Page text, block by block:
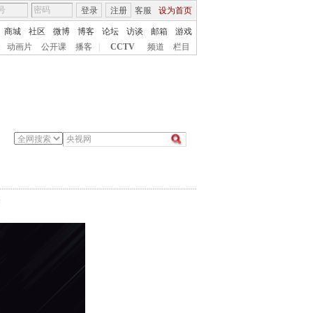
客服 设为首页
登录 注册
商城 社区 微博 博客 论坛 访谈 邮箱
游戏
动画片 公开课 播客 CCTV 频道 栏目